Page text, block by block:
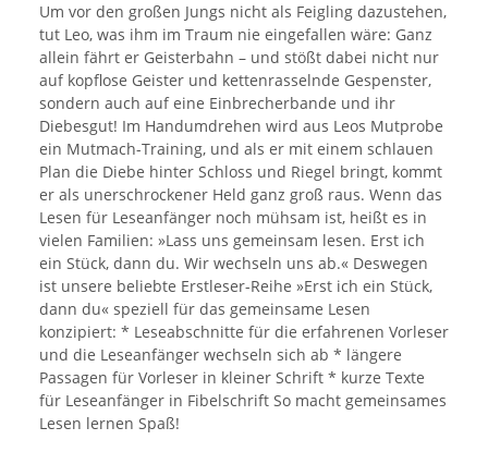
Um vor den großen Jungs nicht als Feigling dazustehen,
tut Leo, was ihm im Traum nie eingefallen wäre: Ganz
allein fährt er Geisterbahn – und stößt dabei nicht nur
auf kopflose Geister und kettenrasselnde Gespenster,
sondern auch auf eine Einbrecherbande und ihr
Diebesgut! Im Handumdrehen wird aus Leos Mutprobe
ein Mutmach-Training, und als er mit einem schlauen
Plan die Diebe hinter Schloss und Riegel bringt, kommt
er als unerschrockener Held ganz groß raus. Wenn das
Lesen für Leseanfänger noch mühsam ist, heißt es in
vielen Familien: »Lass uns gemeinsam lesen. Erst ich
ein Stück, dann du. Wir wechseln uns ab.« Deswegen
ist unsere beliebte Erstleser-Reihe »Erst ich ein Stück,
dann du« speziell für das gemeinsame Lesen
konzipiert: * Leseabschnitte für die erfahrenen Vorleser
und die Leseanfänger wechseln sich ab * längere
Passagen für Vorleser in kleiner Schrift * kurze Texte
für Leseanfänger in Fibelschrift So macht gemeinsames
Lesen lernen Spaß!